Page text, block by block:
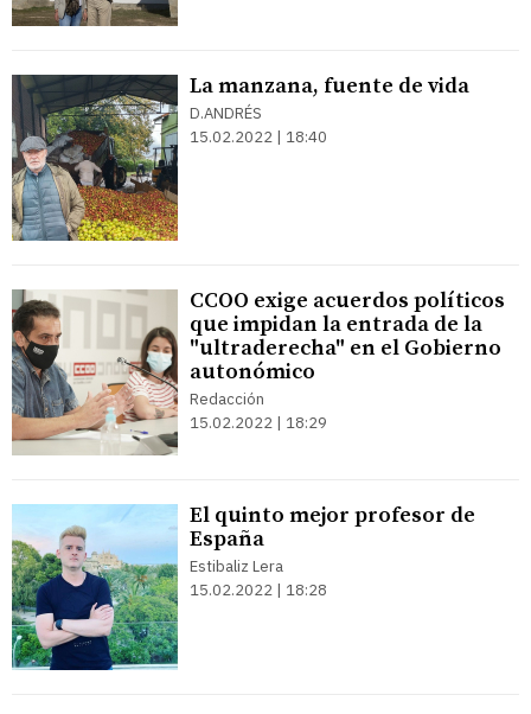
La manzana, fuente de vida
D.ANDRÉS
15.02.2022 | 18:40
CCOO exige acuerdos políticos
que impidan la entrada de la
"ultraderecha" en el Gobierno
autonómico
Redacción
15.02.2022 | 18:29
El quinto mejor profesor de
España
Estibaliz Lera
15.02.2022 | 18:28